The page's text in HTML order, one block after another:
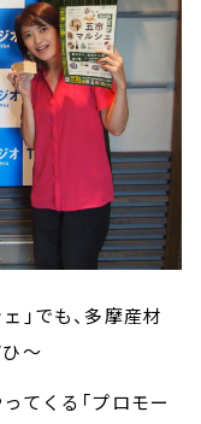
」でも、多摩産材
～
てくる「プロモー